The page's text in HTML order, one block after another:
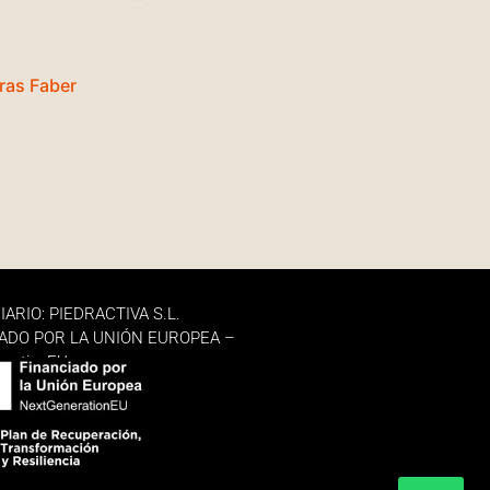
Faber
PIEDRACTIVA S.L.
POR LA UNIÓN EUROPEA –